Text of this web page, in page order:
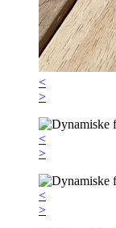
<
>
<
>
<
>